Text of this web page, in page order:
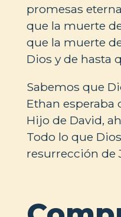
promesas
que la muerte
que la muerte
Dios y de hasta
Sabemos que
Ethan esperaba
Hijo de David,
Todo lo que
resurrección de